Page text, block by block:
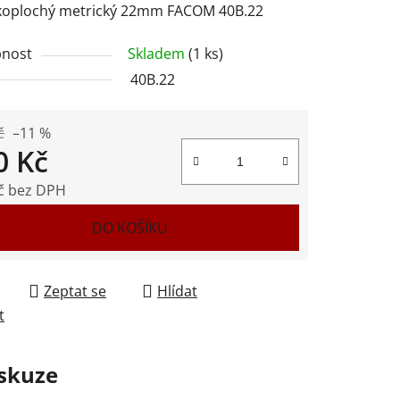
metrický 22mm FACOM 40B.22
Skladem (1 ks)
40B.22
–11 %
Kč
bez DPH
DO KOŠÍKU
Zeptat se
Hlídat